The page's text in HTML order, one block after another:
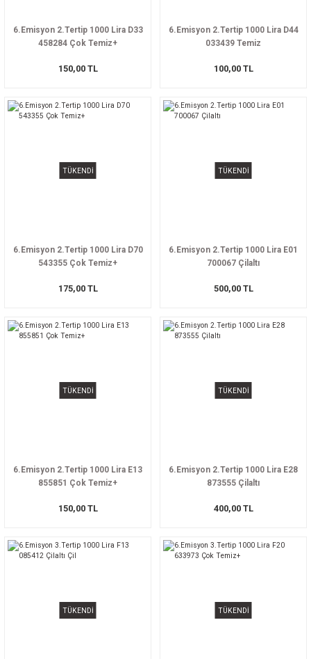
6.Emisyon 2.Tertip 1000 Lira D33
458284 Çok Temiz+
150,00 TL
6.Emisyon 2.Tertip 1000 Lira D44
033439 Temiz
100,00 TL
TÜKENDİ
6.Emisyon 2.Tertip 1000 Lira D70
543355 Çok Temiz+
175,00 TL
TÜKENDİ
6.Emisyon 2.Tertip 1000 Lira E01
700067 Çilaltı
500,00 TL
TÜKENDİ
6.Emisyon 2.Tertip 1000 Lira E13
855851 Çok Temiz+
150,00 TL
TÜKENDİ
6.Emisyon 2.Tertip 1000 Lira E28
873555 Çilaltı
400,00 TL
TÜKENDİ TÜKENDİ